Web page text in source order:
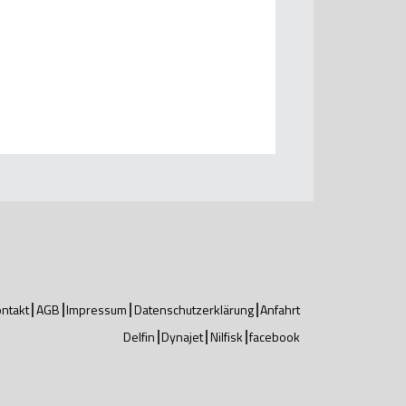
AGB Impressum Datenschutzerklärung Anfahrt
Delfin Dynajet Nilfisk facebook